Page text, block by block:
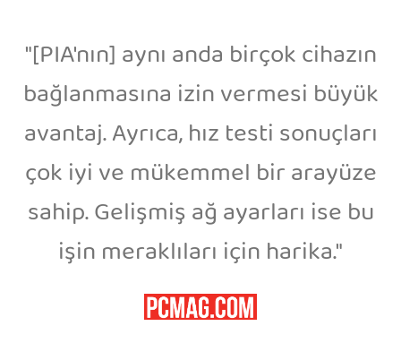
"[PIA'nın] aynı anda birçok cihazın
bağlanmasına izin vermesi büyük
avantaj. Ayrıca, hız testi sonuçları
çok iyi ve mükemmel bir arayüze
sahip. Gelişmiş ağ ayarları ise bu
işin meraklıları için harika."